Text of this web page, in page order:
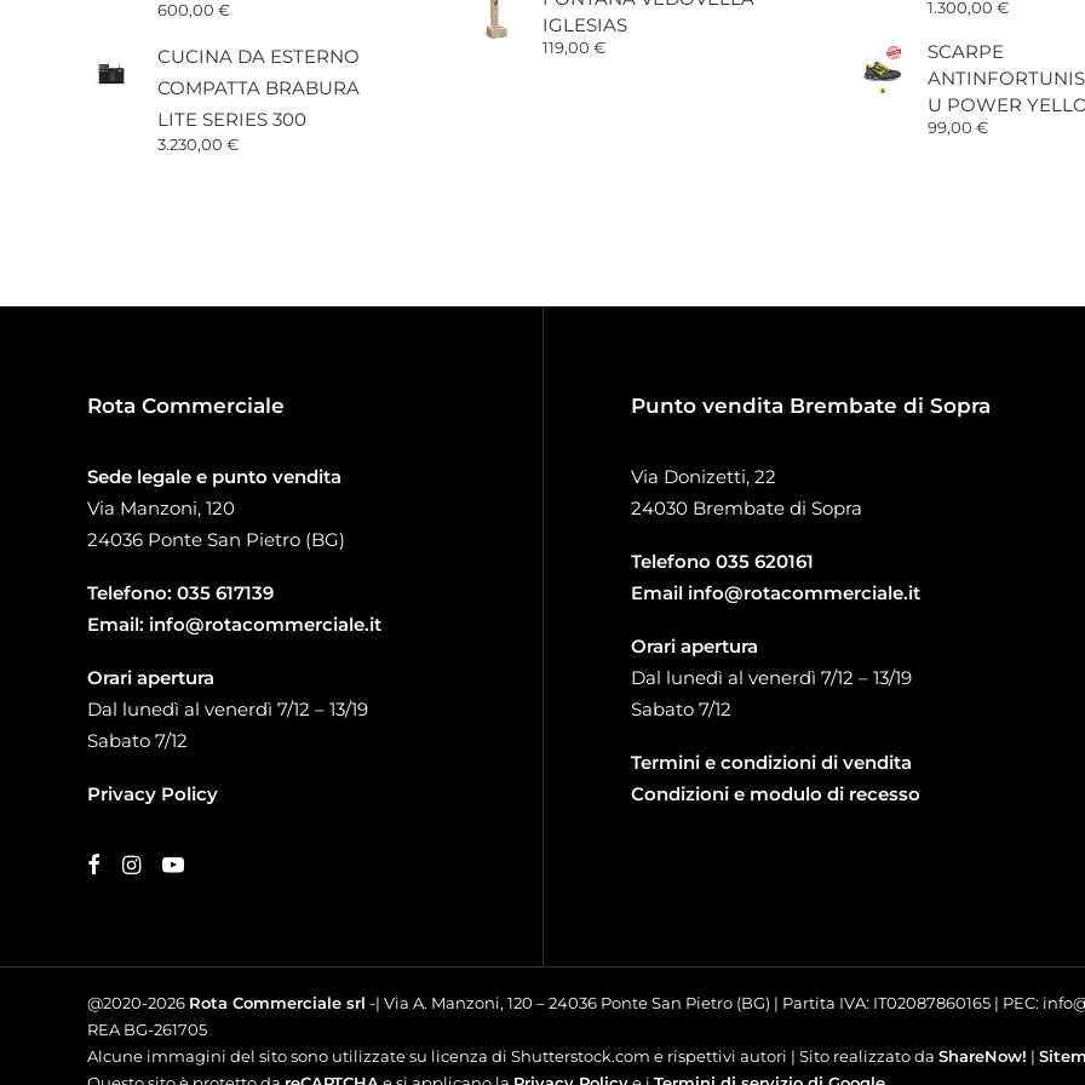
600,00 €
CUCINA DA ESTERNO
COMPATTA BRABURA
LITE SERIES 300
3.230,00 €
IGLESIAS
119,00 €
1.300,00 €
SCARPE
U POWER
99,00 €
Rota Commerciale
Sede legale e punto vendita
Via Manzoni, 120
24036 Ponte San Pietro (BG)
Telefono: 035 617139
Email: info@rotacommerciale.it
Orari apertura
Dal lunedì al venerdì 7/12 – 13/19
Sabato 7/12
Privacy Policy
Punto vendita Brembate di Sopra
Via Donizetti, 22
24030 Brembate di Sopra
Telefono 035 620161
Email info@rotacommerciale.it
Orari apertura
Dal lunedì al venerdì 7/12 – 13/19
Sabato 7/12
Termini e condizioni di vendita
Condizioni e modulo di recesso
@2020-2026 Rota Commerciale srl -| Via A. Manzoni, 120 – 24036 Ponte San Pietro (BG) | Partita IVA: IT02087860165 | PEC:
REA BG-261705
Alcune immagini del sito sono utilizzate su licenza di Shutterstock.com e rispettivi autori | Sito realizzato da ShareNow! |